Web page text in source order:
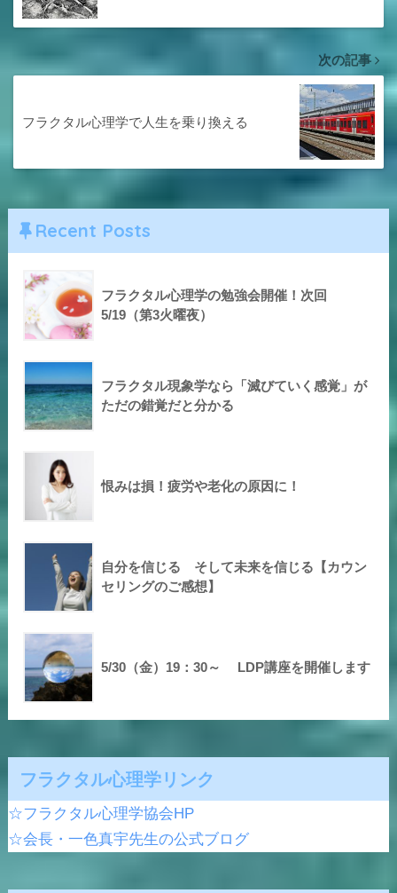
次の記事
フラクタル心理学で人生を乗り換える
Recent Posts
フラクタル心理学の勉強会開催！次回
5/19（第3火曜夜）
フラクタル現象学なら「滅びていく感覚」が
ただの錯覚だと分かる
恨みは損！疲労や老化の原因に！
自分を信じる そして未来を信じる【カウン
セリングのご感想】
5/30（金）19：30～ LDP講座を開催します
フラクタル心理学リンク
☆フラクタル心理学協会HP
☆会長・一色真宇先生の公式ブログ